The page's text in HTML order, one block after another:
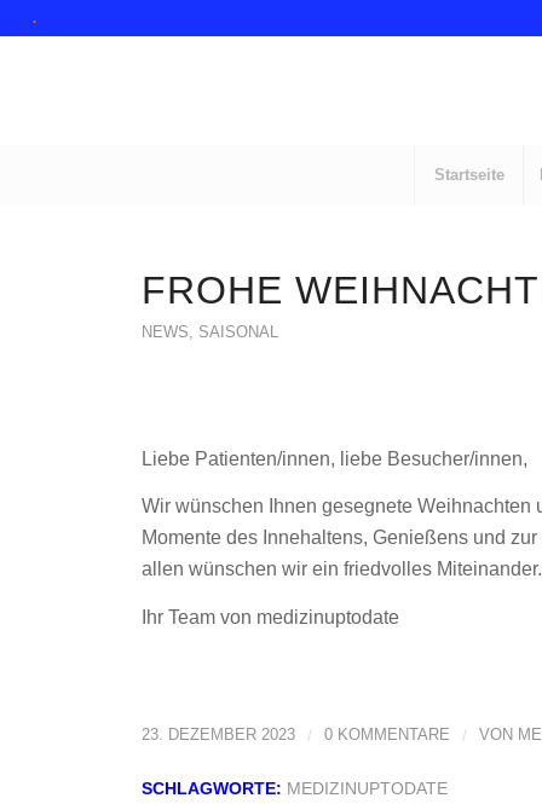
.
Startseite
FROHE
NEWS, SAISONAL
Liebe Patienten/innen, liebe Besucher/innen,
Wir wünschen Ihnen gesegnete
Momente des Innehaltens, Genießens und
allen wünschen wir ein friedvolles Miteinander.
Ihr Team von medizinuptodate
23. DEZEMBER 2023 / 0 KOMMENTARE / VON
SCHLAGWORTE: MEDIZINUPTODATE